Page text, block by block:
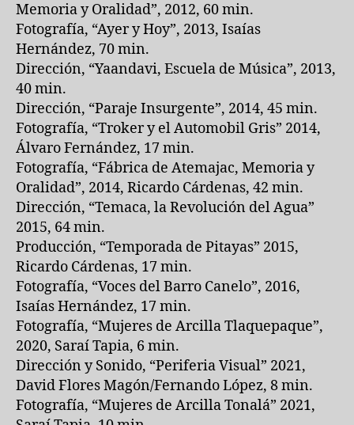
Memoria y Oralidad”, 2012, 60 min.
Fotografía, “Ayer y Hoy”, 2013, Isaías
Hernández, 70 min.
Dirección, “Yaandavi, Escuela de Música”, 2013,
40 min.
Dirección, “Paraje Insurgente”, 2014, 45 min.
Fotografía, “Troker y el Automobil Gris” 2014,
Álvaro Fernández, 17 min.
Fotografía, “Fábrica de Atemajac, Memoria y
Oralidad”, 2014, Ricardo Cárdenas, 42 min.
Dirección, “Temaca, la Revolución del Agua”
2015, 64 min.
Producción, “Temporada de Pitayas” 2015,
Ricardo Cárdenas, 17 min.
Fotografía, “Voces del Barro Canelo”, 2016,
Isaías Hernández, 17 min.
Fotografía, “Mujeres de Arcilla Tlaquepaque”,
2020, Saraí Tapia, 6 min.
Dirección y Sonido, “Periferia Visual” 2021,
David Flores Magón/Fernando López, 8 min.
Fotografía, “Mujeres de Arcilla Tonalá” 2021,